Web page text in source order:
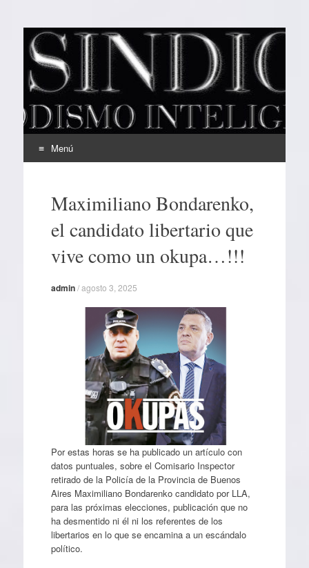
EL SINDICAL
Periodismo Inteligente
Menú
contenidoMaximiliano Bondarenko,
el candidato libertario que
vive como un okupa…!!!
admin/agosto 3, 2025
Por estas horas se ha publicado un artículo con
datos puntuales, sobre el Comisario Inspector
retirado de la Policía de la Provincia de Buenos
Aires Maximiliano Bondarenko candidato por LLA,
para las próximas elecciones, publicación que no
ha desmentido ni él ni los referentes de los
libertarios en lo que se encamina a un escándalo
político.